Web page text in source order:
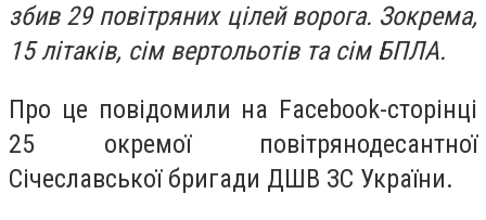
збив 29 повітряних цілей ворога. Зокрема,
15 літаків, сім вертольотів та сім БПЛА.
Про це повідомили на Facebook-сторінці
25 окремої повітрянодесантної
Січеславської бригади ДШВ ЗС України.